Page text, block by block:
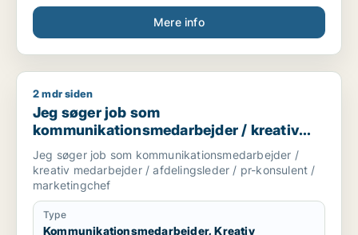
Mere info
Jeg søger job som kommunikationsmedarbejder / kreativ
2 mdr siden
Jeg søger job som
kommunikationsmedarbejder / kreativ
medarbejder / afdelingsleder / pr-
konsulent / marketingchef
Jeg søger job som kommunikationsmedarbejder /
kreativ medarbejder / afdelingsleder / pr-konsulent /
marketingchef
Type
Kommunikationsmedarbejder, Kreativ